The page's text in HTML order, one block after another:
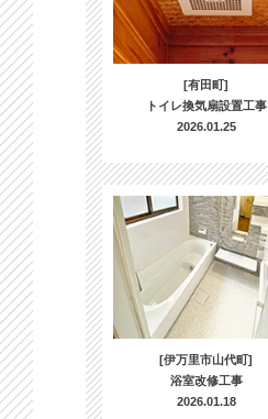
[有田町]
トイレ換気扇設置工事
2026.01.25
[伊万里市山代町]
浴室改修工事
2026.01.18